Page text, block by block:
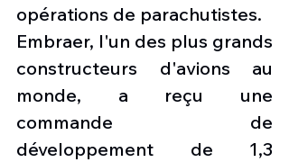
opérations de parachutistes.
Embraer, l'un des plus grands
constructeurs d'avions au
monde, a reçu une
commande de
développement de 1,3